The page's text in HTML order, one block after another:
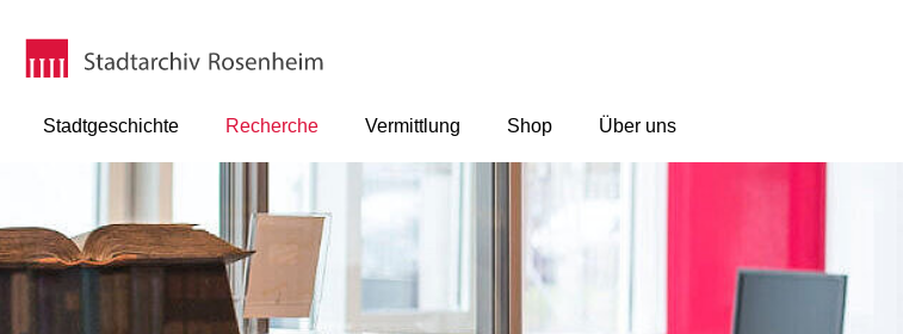
Stadtgeschichte Recherche Vermittlung Shop Über uns